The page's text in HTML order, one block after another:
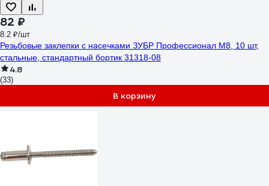
82 ₽
8.2 ₽/шт
Резьбовые заклепки с насечками ЗУБР Профессионал М8, 10 шт,
стальные, стандартный бортик 31318-08
4.8
(33)
В корзину